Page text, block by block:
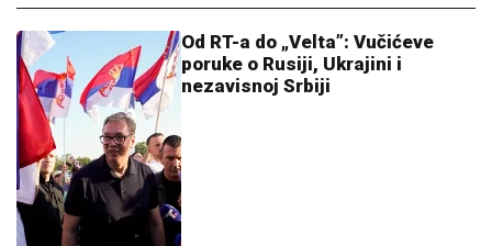
Od RT-a do „Velta”: Vučićeve
poruke o Rusiji, Ukrajini i
nezavisnoj Srbiji